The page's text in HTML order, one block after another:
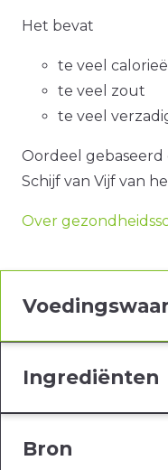
Het bevat
te veel
te veel zout
te veel
Oordeel
Schijf van Vijf van
Over
Ingrediënten
Bron